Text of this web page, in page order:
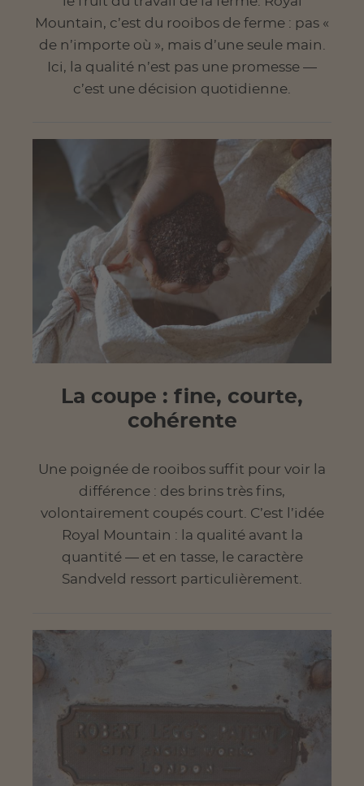
Mountain, c’est du rooibos de ferme : pas «
de n’importe où », mais d’une seule main.
Ici, la qualité n’est pas une promesse —
c’est une décision quotidienne.
La coupe : fine, courte,
cohérente
Une poignée de rooibos suffit pour voir la
différence : des brins très fins,
volontairement coupés court. C’est l’idée
Royal Mountain : la qualité avant la
quantité — et en tasse, le caractère
Sandveld ressort particulièrement.